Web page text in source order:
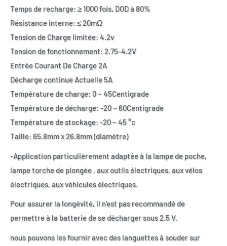
Temps de recharge: ≥ 1000 fois, DOD à 80%
Résistance interne: ≤ 20mΩ
Tension de Charge limitée: 4.2v
Tension de fonctionnement: 2.75-4.2V
Entrée Courant De Charge 2A
Décharge continue Actuelle 5A
Température de charge: 0 ~ 45Centigrade
Température de décharge: -20 ~ 60Centigrade
Température de stockage: -20 ~ 45 °c
Taille: 65.8mm x 26.8mm (diamètre)
-Application particulièrement adaptée à la lampe de poche,
lampe torche de plongée , aux outils électriques, aux vélos
électriques, aux véhicules électriques.
Pour assurer la longévité, il n'est pas recommandé de
permettre à la batterie de se décharger sous 2.5 V.
nous pouvons les fournir avec des languettes à souder sur